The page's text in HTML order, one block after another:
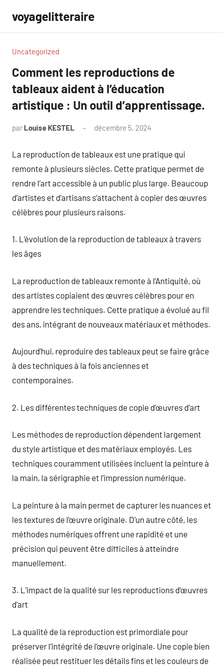
contenu
voyagelitteraire
Uncategorized
Comment les reproductions de
tableaux aident à l’éducation
artistique : Un outil d’apprentissage.
par Louise KESTEL décembre 5, 2024
La reproduction de tableaux est une pratique qui
remonte à plusieurs siècles. Cette pratique permet de
rendre l’art accessible à un public plus large. Beaucoup
d’artistes et d’artisans s’attachent à copier des œuvres
célèbres pour plusieurs raisons.
1. L’évolution de la reproduction de tableaux à travers
les âges
La reproduction de tableaux remonte à l’Antiquité, où
des artistes copiaient des œuvres célèbres pour en
apprendre les techniques. Cette pratique a évolué au fil
des ans, intégrant de nouveaux matériaux et méthodes.
Aujourd’hui, reproduire des tableaux peut se faire grâce
à des techniques à la fois anciennes et
contemporaines.
2. Les différentes techniques de copie d’œuvres d’art
Les méthodes de reproduction dépendent largement
du style artistique et des matériaux employés. Les
techniques couramment utilisées incluent la peinture à
la main, la sérigraphie et l’impression numérique.
La peinture à la main permet de capturer les nuances et
les textures de l’œuvre originale. D’un autre côté, les
méthodes numériques offrent une rapidité et une
précision qui peuvent être difficiles à atteindre
manuellement.
3. L’impact de la qualité sur les reproductions d’œuvres
d’art
La qualité de la reproduction est primordiale pour
préserver l’intégrité de l’œuvre originale. Une copie bien
réalisée peut restituer les détails fins et les couleurs de